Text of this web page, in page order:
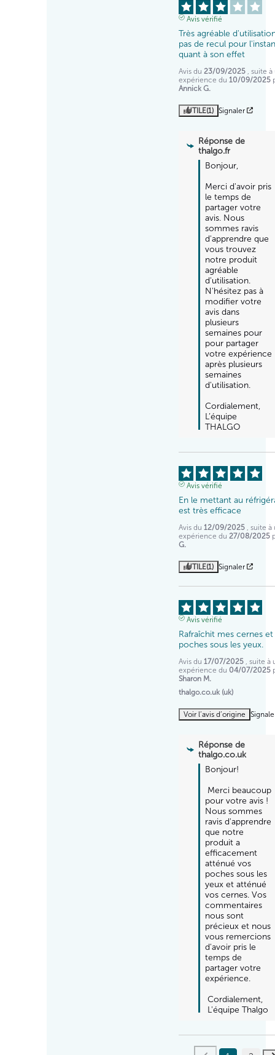
Avis vérifié
Très agréable
pas de recul pour
quant à son effet
Avis du 23/09/2025
, suite
expérience du 10/09/2025
Annick G.
UTILE(1) Signaler
Réponse de
thalgo.fr
Bonjour,
Merci d'avoir pris
le temps de
partager votre
avis. Nous
sommes ravis
d'apprendre que
vous trouvez
notre produit
agréable
d'utilisation.
N'hésitez pas à
modifier votre
avis dans
plusieurs
semaines pour
pour partager
votre expérience
après plusieurs
semaines
d'utilisation.
Cordialement,
L’équipe
THALGO
Avis vérifié
En le mettant au
est très efficace
Avis du 12/09/2025
, suite
expérience du 27/08/2025
G.
UTILE(1) Signaler
Avis vérifié
Rafraîchit mes cernes
poches sous les yeux.
Avis du 17/07/2025
, suite à
expérience du 04/07/2025
Sharon M.
thalgo.co.uk (uk)
Voir l’avis d’origine
Réponse de
thalgo.co.uk
Bonjour!
pour votre avis !
Nous sommes
ravis d'apprendre
que notre
produit a
efficacement
atténué vos
poches sous les
yeux et atténué
vos cernes. Vos
commentaires
nous sont
précieux et nous
vous remercions
d'avoir pris le
temps de
partager votre
expérience.
Cordialement,
L'équipe Thalgo